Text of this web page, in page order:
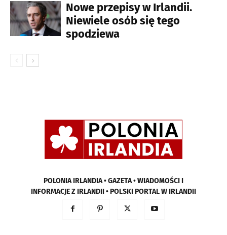
Nowe przepisy w Irlandii.
Niewiele osób się tego
spodziewa
POLONIA IRLANDIA • GAZETA • WIADOMOŚCI I
INFORMACJE Z IRLANDII • POLSKI PORTAL W IRLANDII